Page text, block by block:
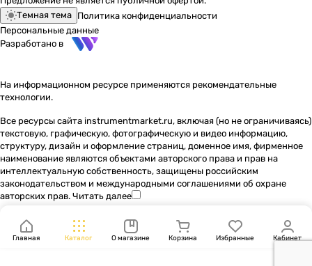
Темная тема Политика конфиденциальности
Персональные данные
Разработано в
На информационном ресурсе применяются рекомендательные
технологии.
Все ресурсы сайта instrumentmarket.ru, включая (но не ограничиваясь)
текстовую, графическую, фотографическую и видео информацию,
структуру, дизайн и оформление страниц, доменное имя, фирменное
наименование являются объектами авторского права и прав на
интеллектуальную собственность, защищены российским
законодательством и международными соглашениями об охране
авторских прав. Читать далее
Главная Каталог О магазине Корзина Избранные Кабинет